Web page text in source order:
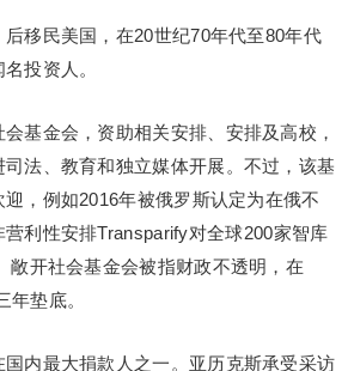
移民美国，在20世纪70年代至80年代
投资人。
基金会，资助相关安排、安排及高校，
法、教育和独立媒体开展。不过，该基
，例如2016年被俄罗斯认定为在俄不
利性安排Transparify对全球200家智库
敞开社会基金会被指财政不透明，在
年垫底。
内最大捐款人之一。亚历克斯承受采访